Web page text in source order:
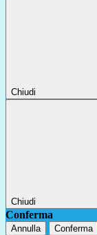
Chiudi
Chiudi
Conferma
Annulla Conferma